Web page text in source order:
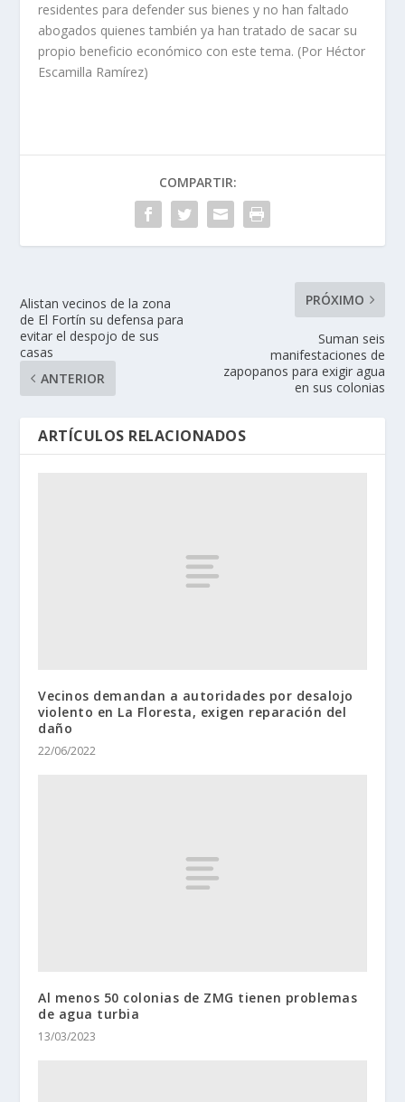
residentes para defender sus bienes y no han faltado
abogados quienes también ya han tratado de sacar su
propio beneficio económico con este tema. (Por Héctor
Escamilla Ramírez)
COMPARTIR:
Alistan vecinos de la zona
de El Fortín su defensa para
evitar el despojo de sus
casas
ANTERIOR
PRÓXIMO
Suman seis
manifestaciones de
zapopanos para exigir agua
en sus colonias
ARTÍCULOS RELACIONADOS
Vecinos demandan a autoridades por desalojo
violento en La Floresta, exigen reparación del
daño
22/06/2022
Al menos 50 colonias de ZMG tienen problemas
de agua turbia
13/03/2023